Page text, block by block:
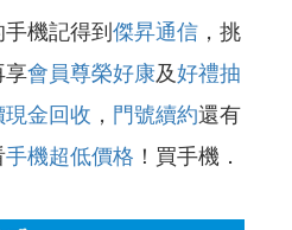
機記得到傑昇通信 ，挑
享會員尊榮好康及好禮抽
現金回收 ， 門號續約還有
手機超低價格 ！買手機．